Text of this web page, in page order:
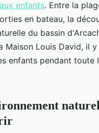
enfants. Entre la
en bateau, la
du bassin
Maison Louis David, il
enfants pendant toute